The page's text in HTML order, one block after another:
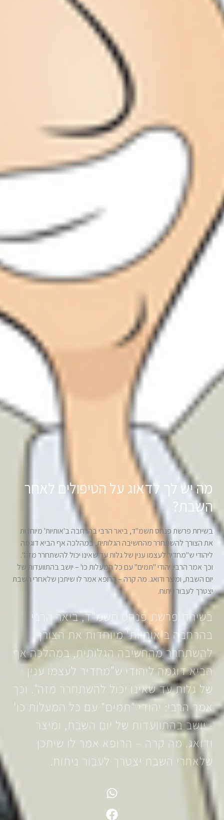
מה יש לך לדאוג על הטיפולים לאחר
השבת?
בשיחת פרשת פנחס תשמ"ד, ביאר הרבי בהרחבה ב'אותיות' מיוחדות
את הצורך להשתחרר מהחשיבה הגלותית, במהלכה אף הביא דוגמה
ליהודי ש"מחדיר לעצמו ענין של גלות עד שאינו יכול להשתחרר מזה".
וכך אמר הרבי: יהודי "תמים" עם כל המעלות כו' – יושב בהתוועדות של
יום השבת, ומיצר ודואג. מה קרה – הרופא אמר לו שיתכן שלאחרי השבת
יצטרך לעבור ניתוח.
בשיחת פרשת פנחס תשמ"ד, ביאר הרבי
בהרחבה ב'אותיות' מיוחדות את הצורך
להשתחרר מהחשיבה הגלותית, במהלכה אף
הביא דוגמה ליהודי ש"מחדיר לעצמו ענין
של גלות עד שאינו יכול להשתחרר מזה". וכך
אמר הרבי: יהודי "תמים" עם כל המעלות כו'
- יושב בהתוועדות של יום השבת, ומיצר
ודואג. מה קרה – הרופא אמר לו שיתכן
שלאחרי השבת יצטרך לעבור ניתוח.